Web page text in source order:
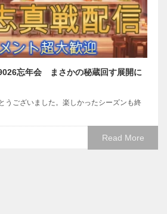
忘年会 まさかの秘蔵回す展開に
うございました。楽しかったシーズンも終
Read More